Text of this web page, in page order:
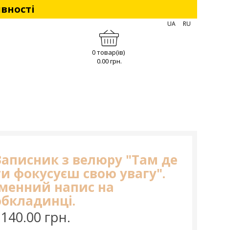
0 товар(ів)
0.00 грн.
UA RU
з велюру "Там де
фокусуєш свою увагу".
напис на
грн.